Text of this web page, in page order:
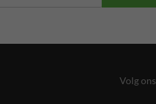
Volg ons